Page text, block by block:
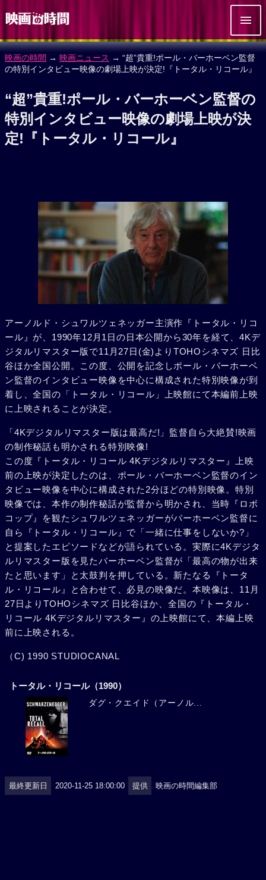
映画の時間 → 映画ニュース → “超”貴重!ポール・バーホーベン監督
の特別インタビュー映像の劇場上映が決定!『トータル・リコール』
“超”貴重!ポール・バーホーベン監督の
特別インタビュー映像の劇場上映が決
定!『トータル・リコール』
アーノルド・シュワルツェネッガー主演作『トータル・リコ
ール』が、1990年12月1日の日本公開から30年を経て、4Kデ
ジタルリマスター版で11月27日(金)よりTOHOシネマズ 日比
谷ほか全国公開。この度、公開を記念しポール・バーホーベ
ン監督のインタビュー映像を中心に構成された特別映像が到
着し、全国の「トータル・リコール」上映館にて本編前上映
に上映されることが決定。
「4Kデジタルリマスター版は最高だ!」監督自ら大絶賛!映画
の制作秘話も明かされる特別映像!
この度『トータル・リコール 4Kデジタルリマスター』上映
前の上映が決定したのは、ポール・バーホーベン監督のイン
タビュー映像を中心に構成された2分ほどの特別映像。特別
映像では、本作の制作秘話が監督から明かされ、当時『ロボ
コップ』を観たシュワルツェネッガーがバーホーベン監督に
自ら『トータル・リコール』で「一緒に仕事をしないか?」
と提案したエピソードなどが語られている。実際に4Kデジタ
ルリマスター版を見たバーホーベン監督が「最高の物が出来
たと思います」と太鼓判を押している。新たなる『トータ
ル・リコール』と合わせて、必見の映像だ。本映像は、11月
27日よりTOHOシネマズ 日比谷ほか、全国の『トータル・
リコール 4Kデジタルリマスター』の上映館にて、本編上映
前に上映される。
（C) 1990 STUDIOCANAL
トータル・リコール（1990）
ダグ・クエイド（アーノル...
最終更新日 2020-11-25 18:00:00 提供 映画の時間編集部